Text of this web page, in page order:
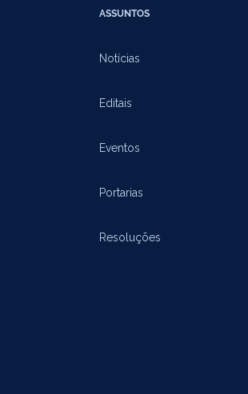
ASSUNTOS
Notícias
Editais
Eventos
Portarias
Resoluções